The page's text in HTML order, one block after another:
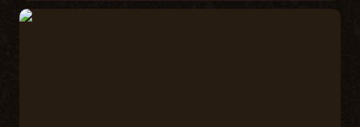
Épée à Deux Mains